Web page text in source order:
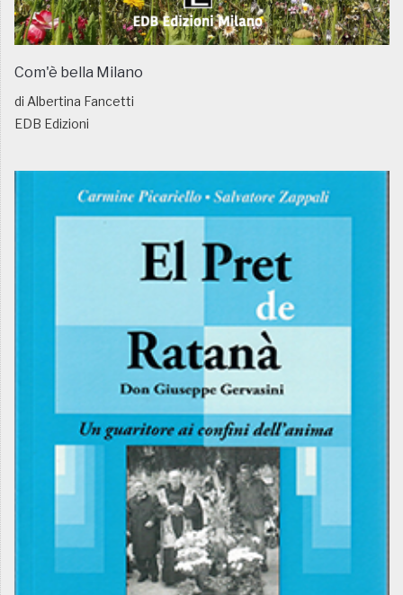
Com'è bella Milano
di Albertina Fancetti
EDB Edizioni